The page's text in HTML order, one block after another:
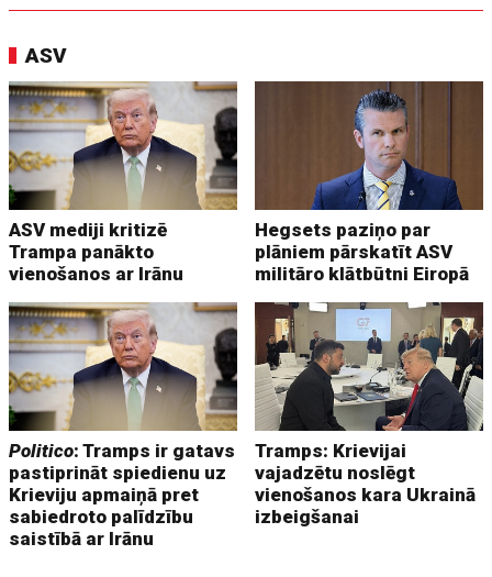
ASV
ASV mediji kritizē
Trampa panākto
vienošanos ar Irānu
Hegsets paziņo par
plāniem pārskatīt ASV
militāro klātbūtni Eiropā
Politico: Tramps ir gatavs
pastiprināt spiedienu uz
Krieviju apmaiņā pret
sabiedroto palīdzību
saistībā ar Irānu
Tramps: Krievijai
vajadzētu noslēgt
vienošanos kara Ukrainā
izbeigšanai